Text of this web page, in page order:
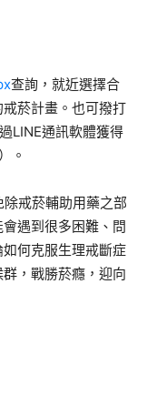
查詢，就近選擇合
菸計畫。也可撥打
LINE通訊軟體獲得
。
除戒菸輔助用藥之部
遇到很多困難、問
何克服生理戒斷症
，戰勝菸癮，迎向